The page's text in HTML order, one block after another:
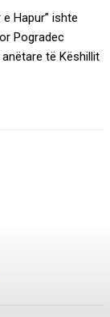
Hapur” ishte
Pogradec
të Këshillit